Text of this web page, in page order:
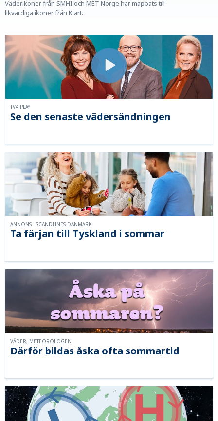
Väderikoner från SMHI och MET Norge har mappats till
likvärdiga ikoner från Klart.
Se den senaste vädersändningen
TV4 PLAY
Ta färjan till Tyskland i sommar
ANNONS - SCANDLINES DANMARK
Därför bildas åska ofta sommartid
VÄDER, METEOROLOGEN